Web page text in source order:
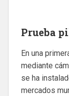
Prueba
En una
mediante
se ha
mercados